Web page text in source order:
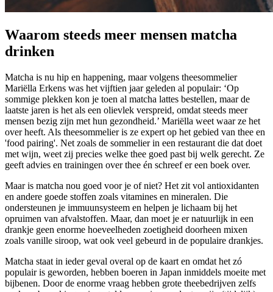
Waarom steeds meer mensen matcha
drinken
Matcha is nu hip en happening, maar volgens theesommelier
Mariëlla Erkens was het vijftien jaar geleden al populair: ‘Op
sommige plekken kon je toen al matcha lattes bestellen, maar de
laatste jaren is het als een olievlek verspreid, omdat steeds meer
mensen bezig zijn met hun gezondheid.’ Mariëlla weet waar ze het
over heeft. Als theesommelier is ze expert op het gebied van thee en
'food pairing'. Net zoals de sommelier in een restaurant die dat doet
met wijn, weet zij precies welke thee goed past bij welk gerecht. Ze
geeft advies en trainingen over thee én schreef er een boek over.
Maar is matcha nou goed voor je of niet? Het zit vol antioxidanten
en andere goede stoffen zoals vitamines en mineralen. Die
ondersteunen je immuunsysteem en helpen je lichaam bij het
opruimen van afvalstoffen. Maar, dan moet je er natuurlijk in een
drankje geen enorme hoeveelheden zoetigheid doorheen mixen
zoals vanille siroop, wat ook veel gebeurd in de populaire drankjes.
Matcha staat in ieder geval overal op de kaart en omdat het zó
populair is geworden, hebben boeren in Japan inmiddels moeite met
bijbenen. Door de enorme vraag hebben grote theebedrijven zelfs